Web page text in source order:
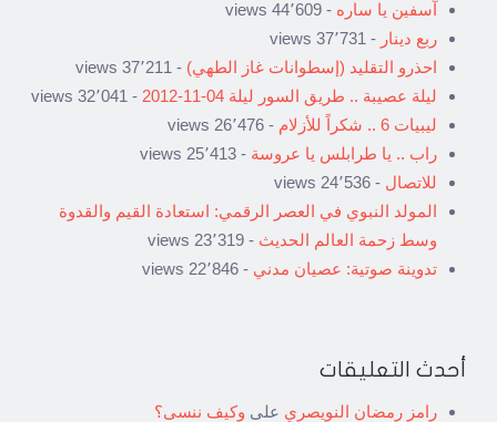
آسفين يا ساره - 44٬609 views
ربع دينار - 37٬731 views
احذرو التقليد (إسطوانات غاز الطهي) - 37٬211 views
ليلة عصيبة .. طريق السور ليلة 04-11-2012
- 32٬041 views
ليبيات 6 .. شكراً للأزلام
- 26٬476 views
راب .. يا طرابلس يا عروسة - 25٬413 views
للاتصال - 24٬536 views
المولد النبوي في العصر الرقمي: استعادة القيم والقدوة
وسط زحمة العالم الحديث - 23٬319 views
تدوينة صوتية: عصيان مدني - 22٬846 views
أحدث التعليقات
رامز رمضان النويصري على وكيف ننسى؟